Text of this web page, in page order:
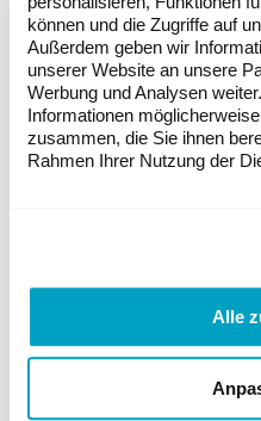
können und die Zugriffe auf
Außerdem geben wir
unserer Website an unsere
Werbung und Analysen
Informationen
zusammen, die Sie ihnen
Rahmen Ihrer Nutzung der
Alle
Nutzungsplanung
Beschleunigung für
Der Bundesrat
Gesetzesvorlage zu
gesetzlichen
Beschleunigung
andere
gelten, die in der
liegen. So können
verhindert werden.